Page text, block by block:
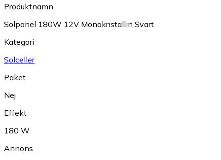
Produktnamn
Solpanel 180W 12V Monokristallin Svart
Kategori
Solceller
Paket
Nej
Effekt
180 W
Annons